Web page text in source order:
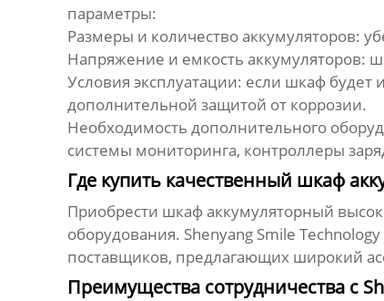
параметры:
Размеры и количество аккумуляторов:
Напряжение и емкость аккумуляторов:
Условия эксплуатации: если шкаф
дополнительной защитой от коррозии.
Необходимость дополнительного
системы мониторинга, контроллеры
Где купить качественный шкаф
Приобрести шкаф аккумуляторный
оборудования. Shenyang Smile
поставщиков, предлагающих широкий
Преимущества сотрудничества с